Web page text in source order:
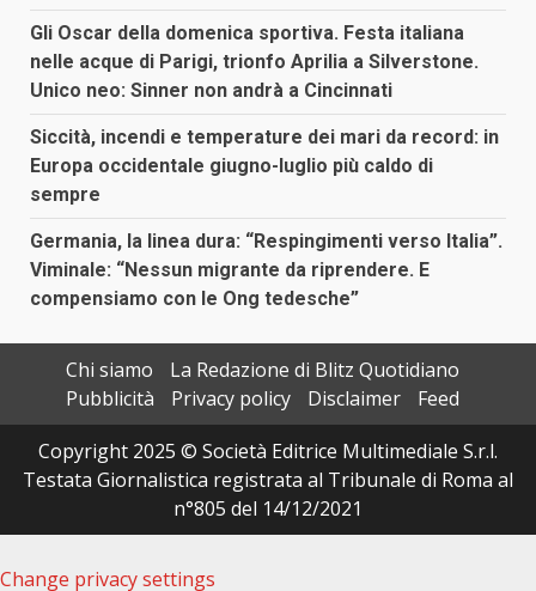
Gli Oscar della domenica sportiva. Festa italiana
nelle acque di Parigi, trionfo Aprilia a Silverstone.
Unico neo: Sinner non andrà a Cincinnati
Siccità, incendi e temperature dei mari da record: in
Europa occidentale giugno-luglio più caldo di
sempre
Germania, la linea dura: “Respingimenti verso Italia”.
Viminale: “Nessun migrante da riprendere. E
compensiamo con le Ong tedesche”
Chi siamo
La Redazione di Blitz Quotidiano
Pubblicità
Privacy policy Disclaimer
Feed
Copyright 2025 © Società Editrice Multimediale S.r.l.
Testata Giornalistica registrata al Tribunale di Roma al
n°805 del 14/12/2021
Change privacy settings